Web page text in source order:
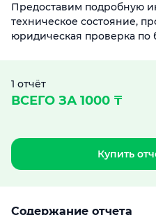
Предоставим подробную
техническое состояние,
юридическая проверка
1 отчёт
ВСЕГО ЗА 1000 ₸
Купить
Содержание отчета